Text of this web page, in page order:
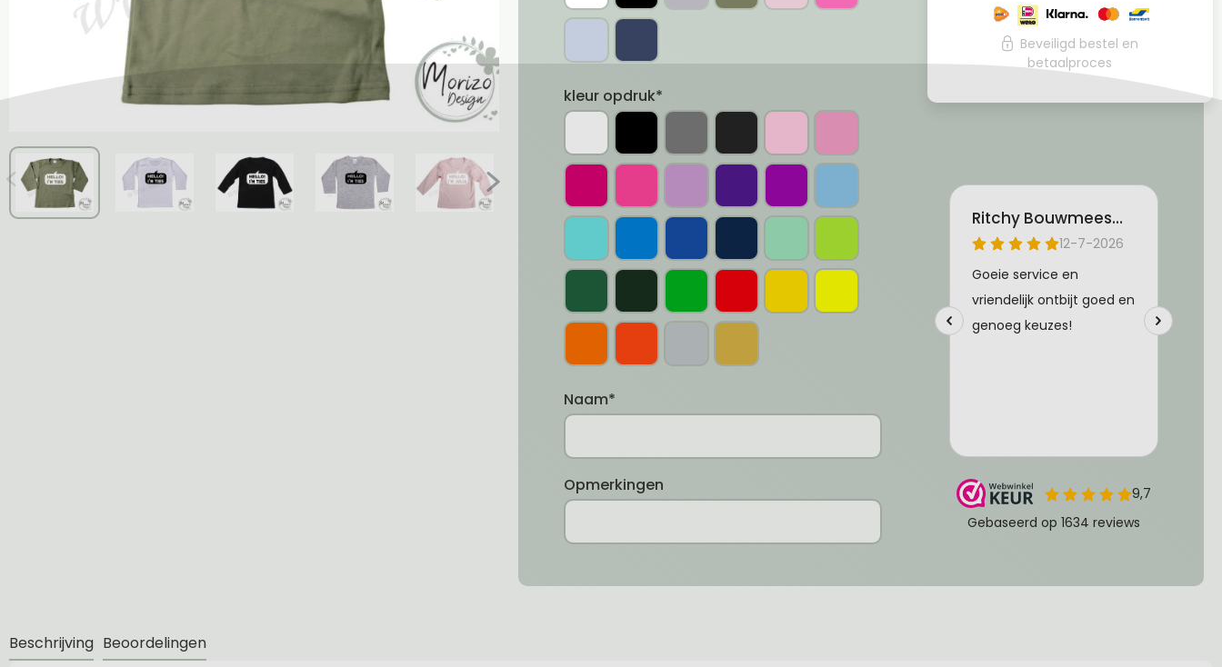
kleur opdruk*
Naam*
Opmerkingen
Beveiligd bestel en
betaalproces
Beschrijving Beoordelingen